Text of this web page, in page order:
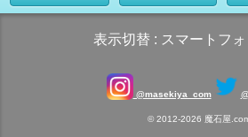
表示切替 : スマートフ
@masekiya_com
© 2012-2026 魔石屋